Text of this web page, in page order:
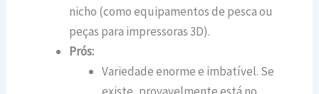
nicho (como equipamentos de pesca ou
peças para impressoras 3D).
Prós:
Variedade enorme e imbatível. Se